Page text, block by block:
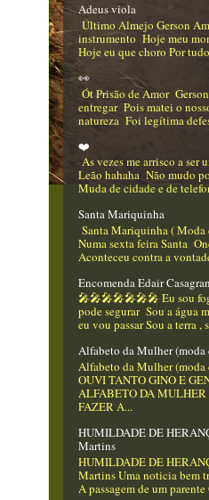
Adeus viola
Último Almejo Gerson
instrumento Hoje meu
Hoje eu que choro Por
👀
Ót Prisão de Amor
entregar Pois matei o
natureza Foi legítima
❤️
As vezes me arrisco a ser
Leão hahaha Não mudo
Muda de cidade e de
Santa Mariquinha
Santa Mariquinha (
Numa sexta feira Santa
Aconteceu contra a
Encomenda Edair
🎤🎤🎤🎤🎤🎤🎤 Eu sou
pode segurar Sou a água
eu vou passar Sou a terra ,
Alfabeto da Mulher
Alfabeto da Mulher
OUVI TANTO GINO E
ALFABETO DA
FAZER A...
HUMILDADE DE
Martins
HUMILDADE DE
Martins Uma noticia bem
A passagem de um